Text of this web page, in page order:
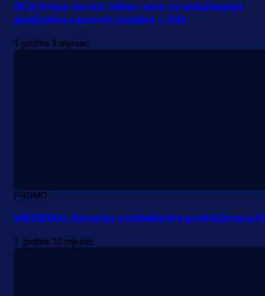
Premijer liga BiH
Grbavica se prisjetila Izeta
NLB Grupa donira milion eura za ublažavanje
posljedica razornih poplava u BiH
1 godina 9 mjesec
PROMO
MERIDIAN: Donacija poplavljenim područjima u
1 godina 10 mjesec